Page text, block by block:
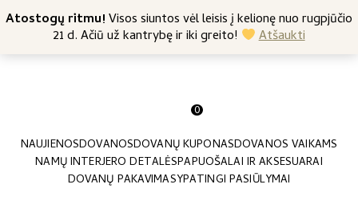
Atostogų ritmu!Visos siuntos vėl leisis į kelionę nuo rugpjūčio
21 d. Ačiū už kantrybę ir iki greito!
Atšaukti
Nemokamas siuntimas nuo 45 Eur +370 682 57369
0
NAUJIENOSDOVANOSDOVANŲ KUPONASDOVANOS VAIKAMS
NAMŲ INTERJERO DETALĖSPAPUOŠALAI IR AKSESUARAI
DOVANŲ PAKAVIMASYPATINGI PASIŪLYMAI